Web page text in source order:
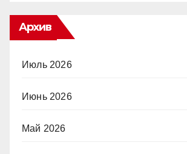
Архив
Июль 2026
Июнь 2026
Май 2026